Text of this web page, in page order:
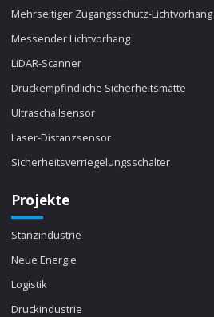
Mehrseitiger Zugangsschutz-Lichtvorhang
Messender Lichtvorhang
LiDAR-Scanner
Druckempfindliche Sicherheitsmatte
Ultraschallsensor
Laser-Distanzsensor
Sicherheitsverriegelungsschalter
Projekte
Stanzindustrie
Neue Energie
Logistik
Druckindustrie